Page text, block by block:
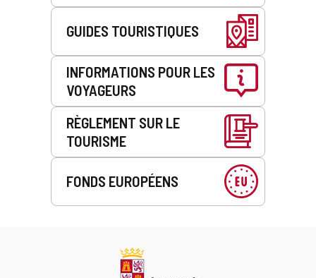
GUIDES TOURISTIQUES
INFORMATIONS POUR LES
VOYAGEURS
RÈGLEMENT SUR LE
TOURISME
FONDS EUROPÉENS